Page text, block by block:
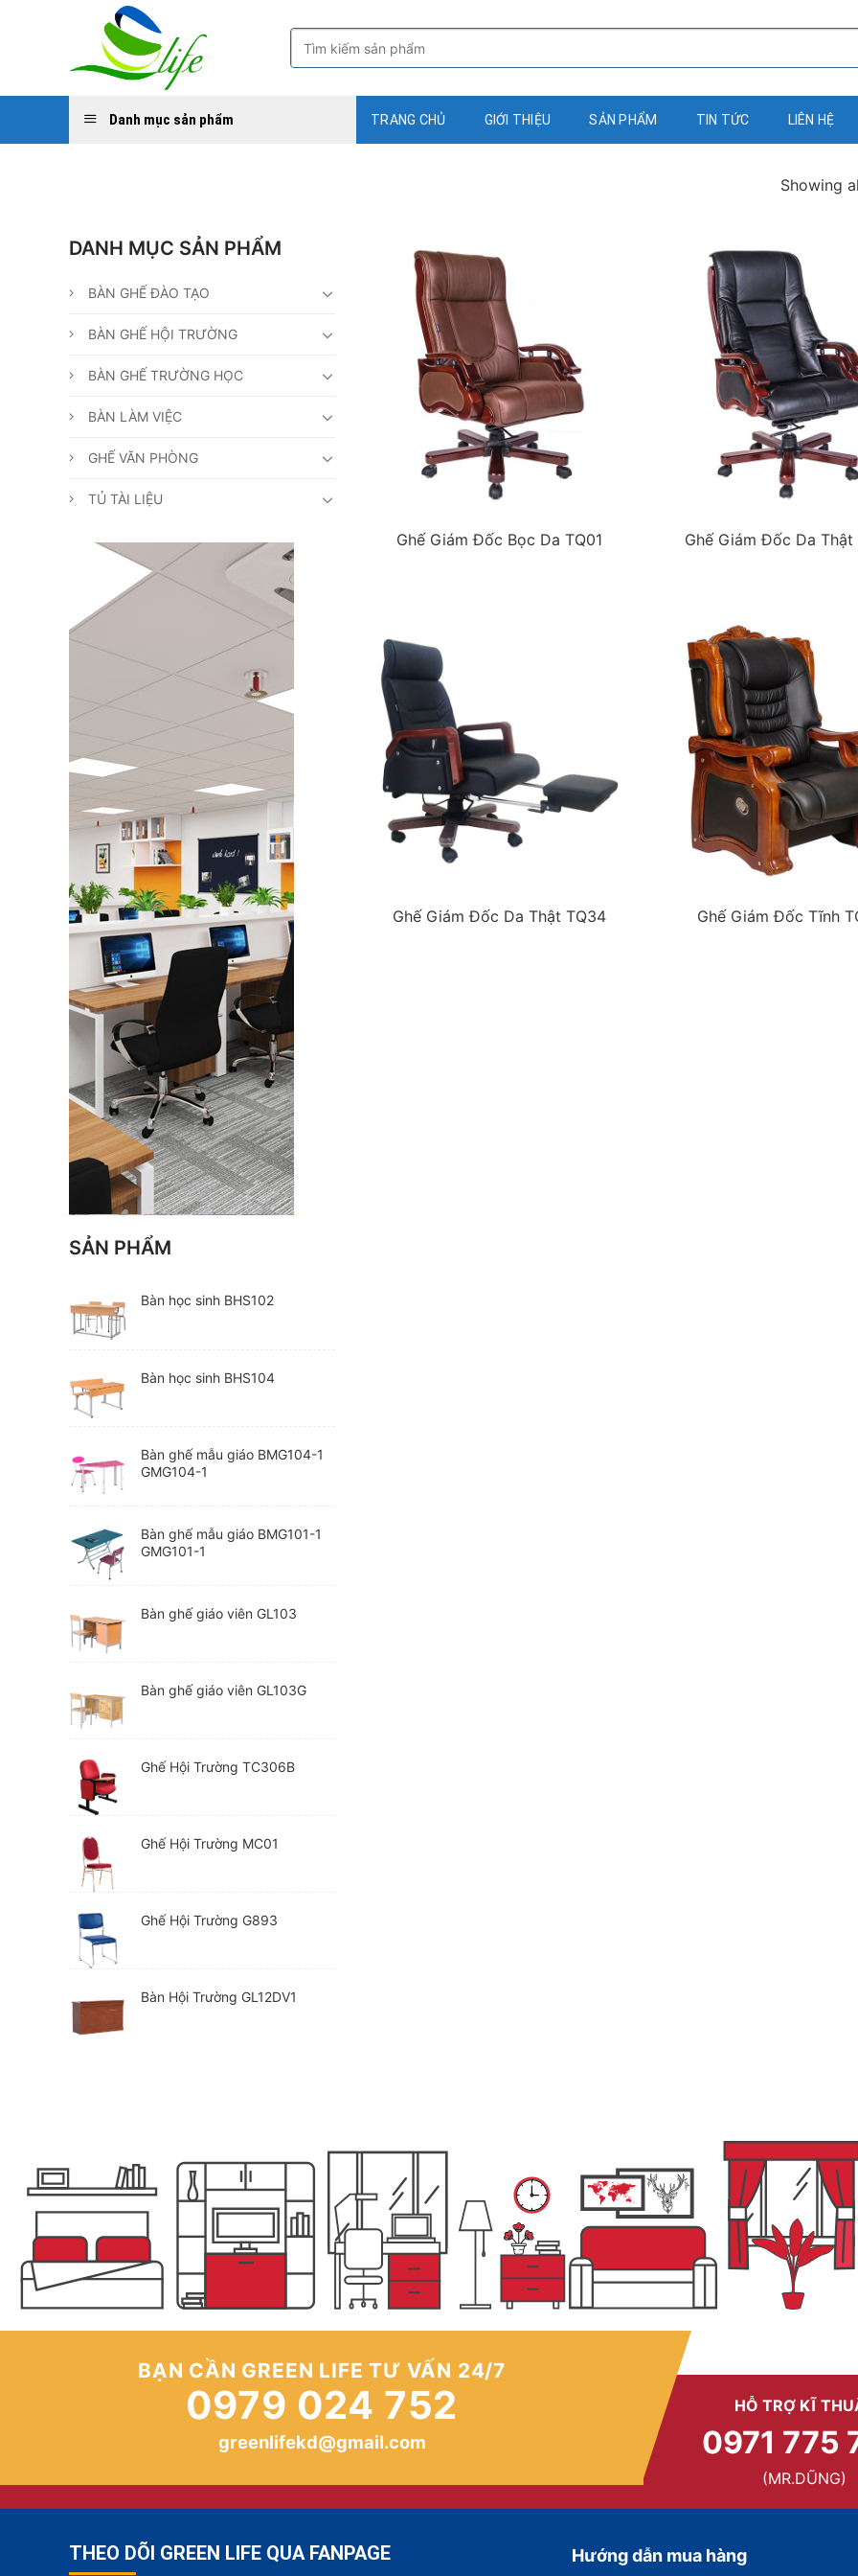
kiếm:
Danh mục sản phẩm TRANG CHỦ GIỚI THIỆU SẢN PHẨM TIN TỨC LIÊN HỆ
Showing
DANH MỤC SẢN PHẨM
BÀN GHẾ ĐÀO TẠO
BÀN GHẾ HỘI TRƯỜNG
BÀN GHẾ TRƯỜNG HỌC
BÀN LÀM VIỆC
GHẾ VĂN PHÒNG
TỦ TÀI LIỆU
SẢN PHẨM
Bàn học sinh BHS102
Bàn học sinh BHS104
Bàn ghế mẫu giáo BMG104-1
GMG104-1
Bàn ghế mẫu giáo BMG101-1
GMG101-1
Bàn ghế giáo viên GL103
Bàn ghế giáo viên GL103G
Ghế Hội Trường TC306B
Ghế Hội Trường MC01
Ghế Hội Trường G893
Bàn Hội Trường GL12DV1
Ghế Giám Đốc Bọc Da TQ01 Ghế Giám Đốc Da Thật
Ghế Giám Đốc Da Thật TQ34 Ghế Giám Đốc Tĩnh
BẠN CẦN GREEN LIFE TƯ VẤN 24/7
0979 024 752
greenlifekd@gmail.com
HỖ TRỢ KĨ
0971 775
(MR.DŨNG)
THEO DÕI GREEN LIFE QUA FANPAGE Hướng dẫn mua hàng